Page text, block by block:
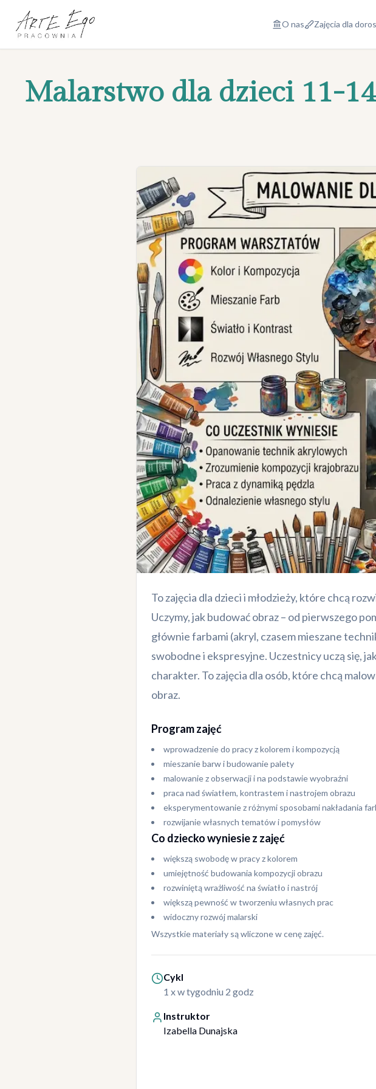
O nas Zajęcia dla
Malarstwo dla dzieci 11-
To zajęcia dla dzieci i młodzieży, które chcą
Uczymy, jak budować obraz – od pierwszego
głównie farbami (akryl, czasem mieszane
swobodne i ekspresyjne. Uczestnicy uczą się,
charakter. To zajęcia dla osób, które chcą
obraz.
Program zajęć
wprowadzenie do pracy z kolorem i kompozycją
mieszanie barw i budowanie palety
malowanie z obserwacji i na podstawie wyobraźni
praca nad światłem, kontrastem i nastrojem obrazu
eksperymentowanie z różnymi sposobami nakładania
rozwijanie własnych tematów i pomysłów
Co dziecko wyniesie z zajęć
większą swobodę w pracy z kolorem
umiejętność budowania kompozycji obrazu
rozwiniętą wrażliwość na światło i nastrój
większą pewność w tworzeniu własnych prac
widoczny rozwój malarski
Wszystkie materiały są wliczone w cenę zajęć.
Cykl
1 x w tygodniu 2 godz
Instruktor
Izabella Dunajska